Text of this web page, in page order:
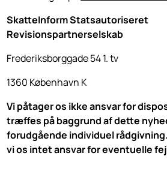
SkatteInform Statsautoriseret
Revisionspartnerselskab
Frederiksborggade 54 1. tv
1360 København K
Vi påtager os ikke ansvar for
træffes på baggrund af dette
forudgående individuel
vi os intet ansvar for eventuelle